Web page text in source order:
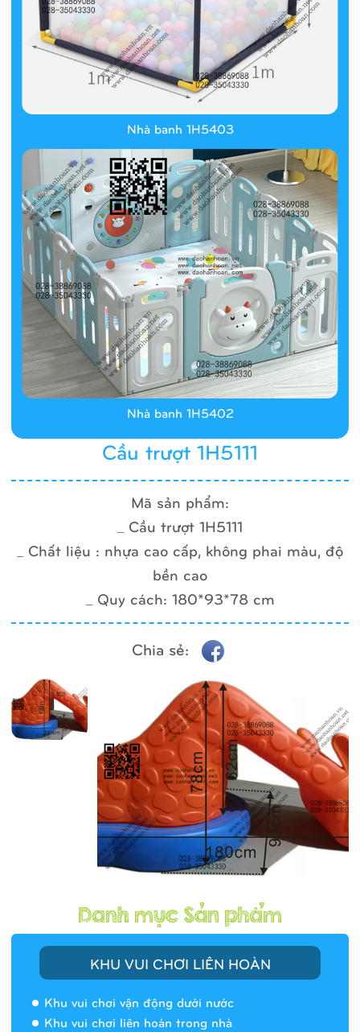
KHU VUI CHƠI LIÊN HOÀN
Khu vui chơi vận động dưới nước
Khu vui chơi liên hoàn trong nhà
Cầu trượt 1H5111
Mã sản phẩm:
_ Cầu trượt 1H5111
_ Chất liệu : nhựa cao cấp, không phai màu, độ
bền cao
_ Quy cách: 180*93*78 cm
Chia sẻ:
Nhà banh 1H5403
Nhà banh 1H5402